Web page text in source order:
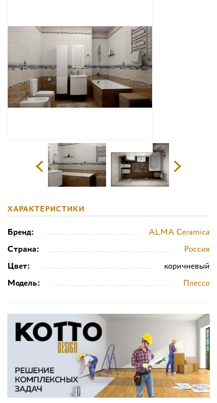
Контакты
ХАРАКТЕРИСТИКИ
Бренд:
ALMA Ceramica
Страна:
Россия
Цвет:
коричневый
Модель:
Плессо